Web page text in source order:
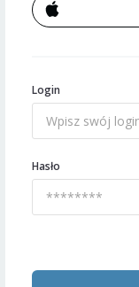
Login
Hasło